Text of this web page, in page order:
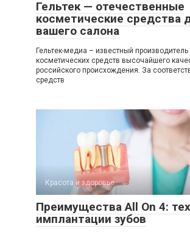
Гельтек — отечественные
косметические средства
вашего салона
Гельтек-медиа – известный производитель
косметических средств высочайшего
российского происхождения. За
средств
Красота и здоровье
Преимущества All On 4:
имплантации зубов